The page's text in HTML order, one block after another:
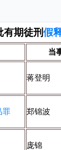
有期徒刑假
当
蒋登明
罪 郑锦波
庞锦